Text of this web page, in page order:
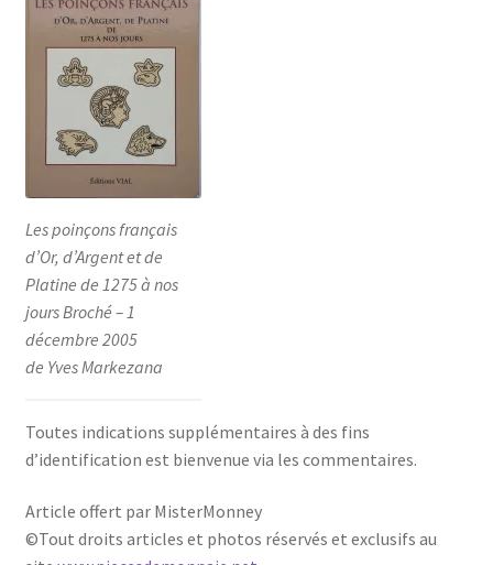
Les poinçons français
d’Or, d’Argent et de
Platine de 1275 à nos
jours Broché – 1
décembre 2005
de Yves Markezana
Toutes indications supplémentaires à des fins
d’identification est bienvenue via les commentaires.
Article offert par MisterMonney
©Tout droits articles et photos réservés et exclusifs au